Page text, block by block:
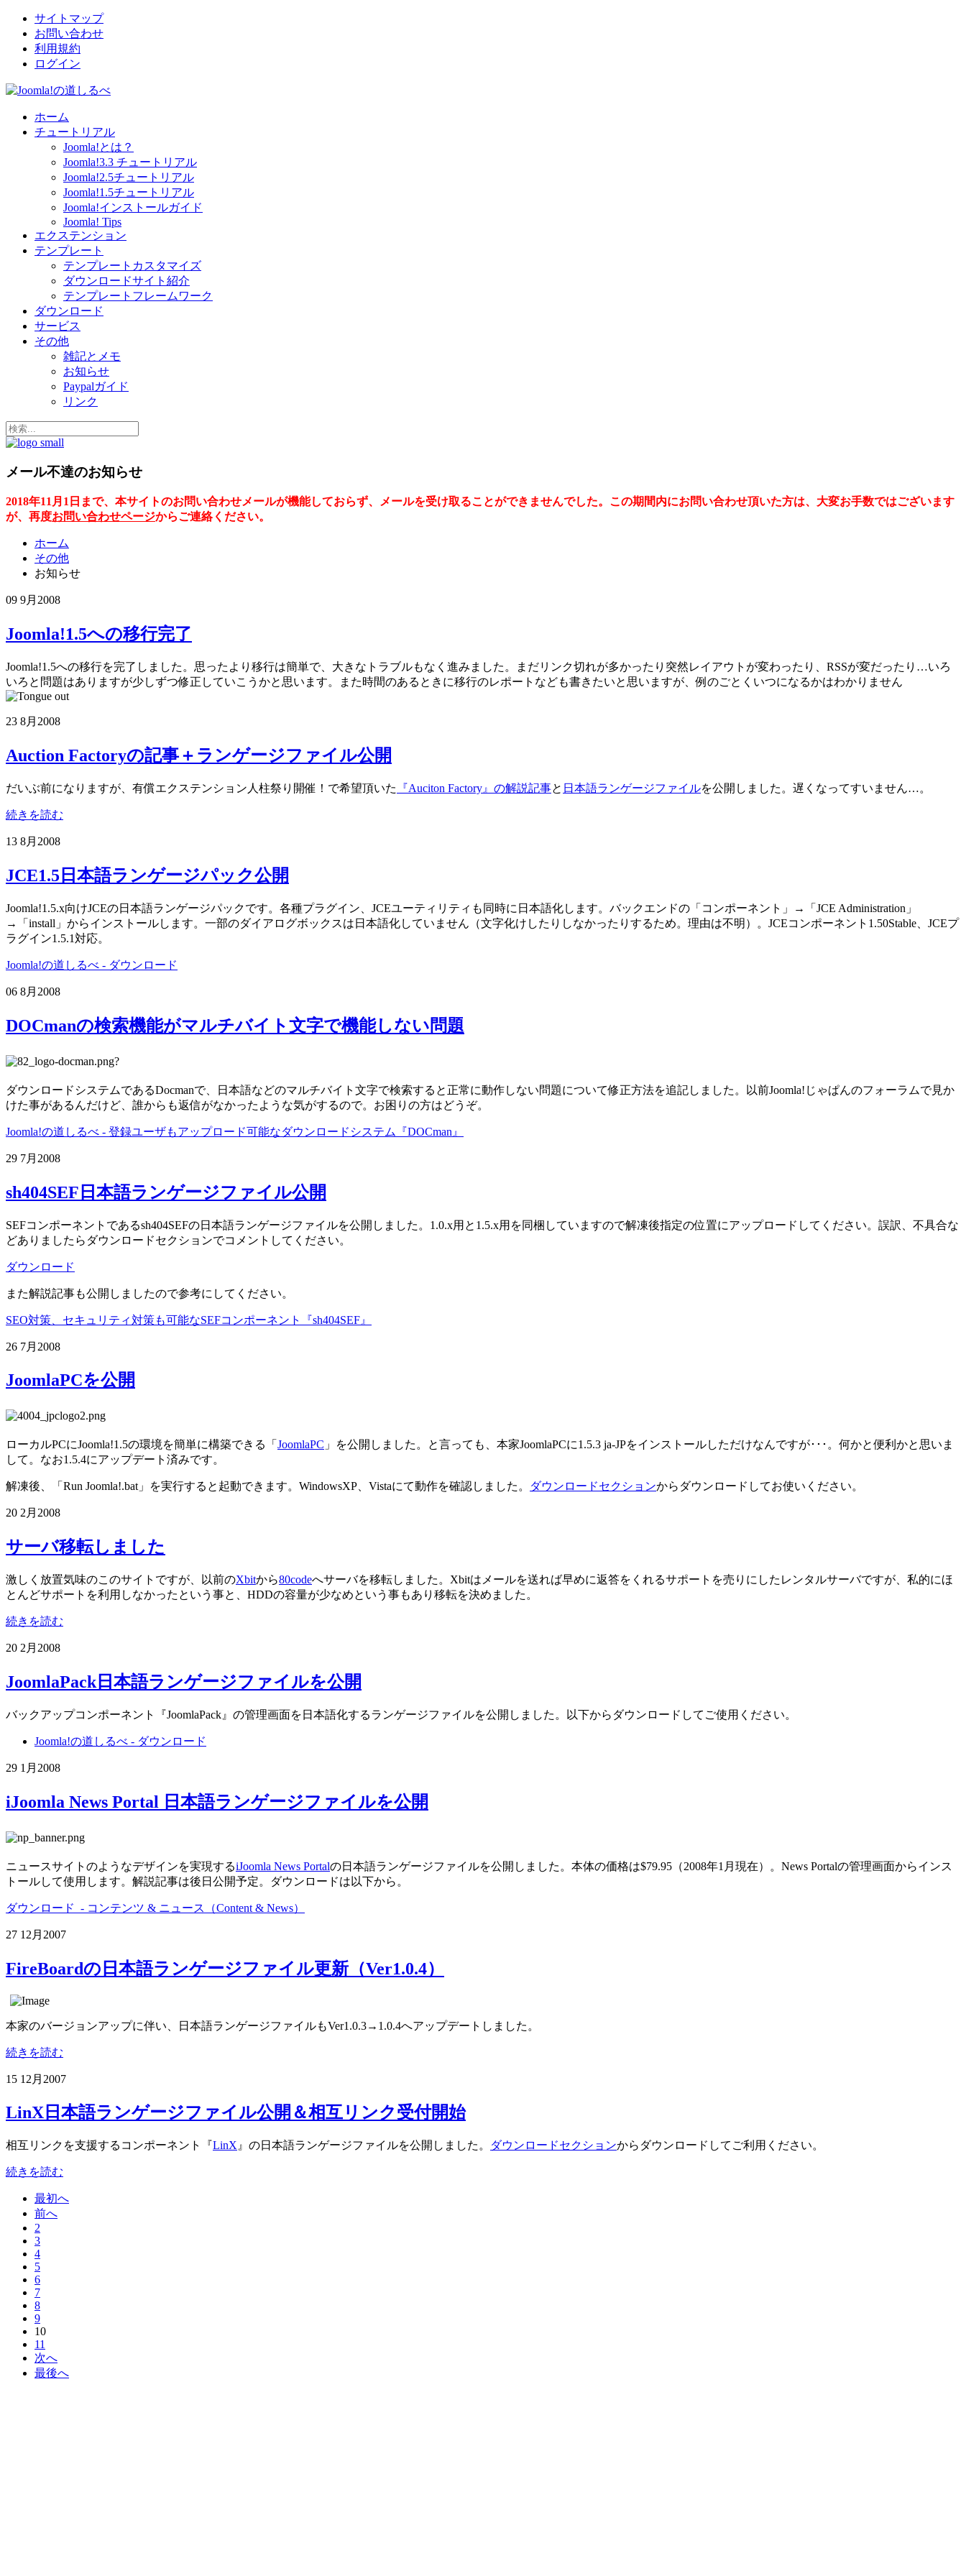
サイトマップ
お問い合わせ
利用規約
ログイン
ホーム
チュートリアル
Joomla!とは？
Joomla!3.3 チュートリアル
Joomla!2.5チュートリアル
Joomla!1.5チュートリアル
Joomla!インストールガイド
Joomla! Tips
エクステンション
テンプレート
テンプレートカスタマイズ
ダウンロードサイト紹介
テンプレートフレームワーク
ダウンロード
サービス
その他
雑記とメモ
お知らせ
Paypalガイド
リンク
メール不達のお知らせ
2018年11月1日まで、本サイトのお問い合わせメールが機能しておらず、メールを受け取ることができませんでした。この期間内にお問い合わせ頂いた方は、大変お手数ではございます
が、再度お問い合わせページからご連絡ください。
ホーム
その他
お知らせ
09 9月 2008
Joomla!1.5への移行完了
Joomla!1.5への移行を完了しました。思ったより移行は簡単で、大きなトラブルもなく進みました。まだリンク切れが多かったり突然レイアウトが変わったり、RSSが変だったり…いろ
いろと問題はありますが少しずつ修正していこうかと思います。また時間のあるときに移行のレポートなども書きたいと思いますが、例のごとくいつになるかはわかりません
23 8月 2008
Auction Factoryの記事＋ランゲージファイル公開
だいぶ前になりますが、有償エクステンション人柱祭り開催！で希望頂いた 『Auciton Factory』の解説記事と 日本語ランゲージファイルを公開しました。遅くなってすいません…。
続きを読む
13 8月 2008
JCE1.5日本語ランゲージパック公開
Joomla!1.5.x向けJCEの日本語ランゲージパックです。各種プラグイン、JCEユーティリティも同時に日本語化します。バックエンドの「コンポーネント」→「JCE Administration」
→「install」からインストールします。一部のダイアログボックスは日本語化していません（文字化けしたりしなかったりするため。理由は不明）。JCEコンポーネント1.50Stable、JCEプ
ラグイン1.5.1対応。
Joomla!の道しるべ - ダウンロード
06 8月 2008
DOCmanの検索機能がマルチバイト文字で機能しない問題
?
ダウンロードシステムであるDocmanで、日本語などのマルチバイト文字で検索すると正常に動作しない問題について修正方法を追記しました。以前Joomla!じゃぱんのフォーラムで見か
けた事があるんだけど、誰からも返信がなかったような気がするので。お困りの方はどうぞ。
Joomla!の道しるべ - 登録ユーザもアップロード可能なダウンロードシステム『DOCman』
29 7月 2008
sh404SEF日本語ランゲージファイル公開
SEFコンポーネントであるsh404SEFの日本語ランゲージファイルを公開しました。1.0.x用と1.5.x用を同梱していますので解凍後指定の位置にアップロードしてください。誤訳、不具合な
どありましたらダウンロードセクションでコメントしてください。
ダウンロード
また解説記事も公開しましたので参考にしてください。
SEO対策、セキュリティ対策も可能なSEFコンポーネント『sh404SEF』
26 7月 2008
JoomlaPCを公開
ローカルPCにJoomla!1.5の環境を簡単に構築できる「 JoomlaPC 」を公開しました。と言っても、本家JoomlaPCに1.5.3 ja-JPをインストールしただけなんですが･･･。何かと便利かと思いま
して。なお1.5.4にアップデート済みです。
解凍後、「Run Joomla!.bat」を実行すると起動できます。WindowsXP、Vistaにて動作を確認しました。 ダウンロードセクションからダウンロードしてお使いください。
20 2月 2008
サーバ移転しました
激しく放置気味のこのサイトですが、以前のXbitから80codeへサーバを移転しました。Xbitはメールを送れば早めに返答をくれるサポートを売りにしたレンタルサーバですが、私的にほ
とんどサポートを利用しなかったという事と、HDDの容量が少なめという事もあり移転を決めました。
続きを読む
20 2月 2008
JoomlaPack日本語ランゲージファイルを公開
バックアップコンポーネント『JoomlaPack』の管理画面を日本語化するランゲージファイルを公開しました。以下からダウンロードしてご使用ください。
Joomla!の道しるべ - ダウンロード
29 1月 2008
iJoomla News Portal 日本語ランゲージファイルを公開
ニュースサイトのようなデザインを実現するiJoomla News Portalの日本語ランゲージファイルを公開しました。本体の価格は$79.95（2008年1月現在）。News Portalの管理画面からインス
トールして使用します。解説記事は後日公開予定。ダウンロードは以下から。
ダウンロード - コンテンツ & ニュース（Content & News）
27 12月 2007
FireBoardの日本語ランゲージファイル更新（Ver1.0.4）
本家のバージョンアップに伴い、日本語ランゲージファイルもVer1.0.3→1.0.4へアップデートしました。
続きを読む
15 12月 2007
LinX日本語ランゲージファイル公開＆相互リンク受付開始
相互リンクを支援するコンポーネント『LinX 』の日本語ランゲージファイルを公開しました。 ダウンロードセクションからダウンロードしてご利用ください。
続きを読む
最初へ
前へ
2
3
4
5
6
7
8
9
10
11
次へ
最後へ